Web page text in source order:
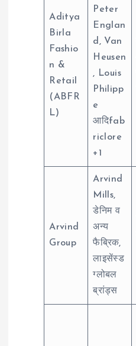
Aditya
Birla
Fashio
n &
Retail
(ABFR
L)
Peter
Englan
d, Van
Heusen
, Louis
Philipp
e
आदिfab
riclore
+1
Arvind
Group
Arvind
Mills,
डेनिम व
अन्य
फैब्रिक,
लाइसेंस्ड
ग्लोबल
ब्रांड्स